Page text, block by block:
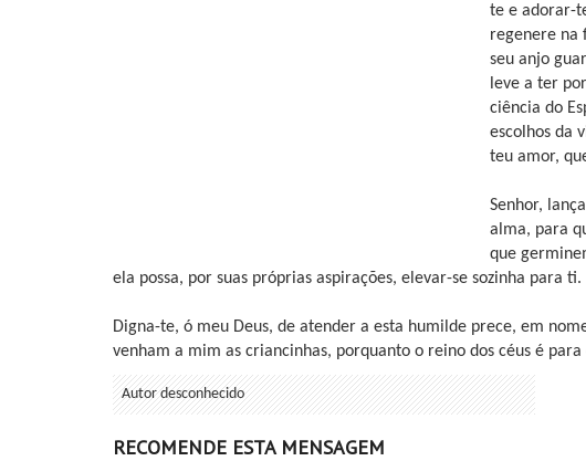
te e adorar-
regenere na
seu anjo
leve a ter
ciência do
escolhos da
teu amor,
Senhor,
alma, para
que
ela possa, por suas próprias aspirações, elevar-se sozinha para ti.
Digna-te, ó meu Deus, de atender a esta humilde prece, em
venham a mim as criancinhas, porquanto o reino dos céus é para
Autor desconhecido
RECOMENDE ESTA MENSAGEM